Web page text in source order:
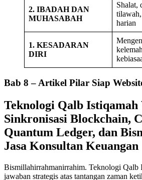
2. IBADAH DAN
MUHASABAH
Shalat,
harian
1. KESADARAN
DIRI
Bab 8 – Artikel Pilar Siap
Teknologi Qalb Istiqamah
Sinkronisasi Blockchain,
Quantum Ledger, dan
Jasa Konsultan Keuangan
Bismillahirrahmanirrahim. Teknologi Qalb
jawaban strategis atas tantangan zaman